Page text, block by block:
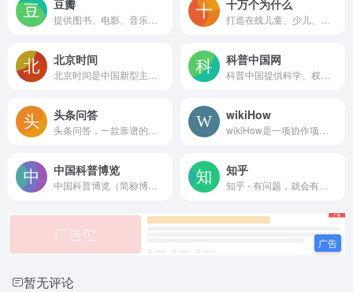
豆瓣 十万个为什么
北京时间 科普中国网
头条问答 wikiHow
中国科普博览 知乎
暂无评论